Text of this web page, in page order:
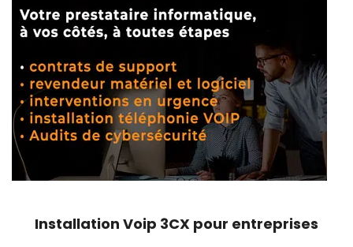
Installation Voip 3CX pour entreprises